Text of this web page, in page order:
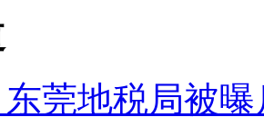
射杀受害者家属道歉
东莞地税局被